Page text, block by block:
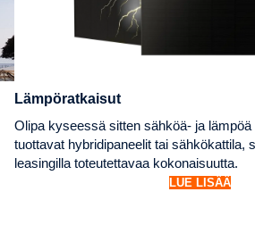
Lämpöratkaisut
Olipa kyseessä sitten sähköä- ja
tuottavat hybridipaneelit tai sähkökattila,
leasingilla toteutettavaa kokonaisuutta.
LUE LISÄÄ